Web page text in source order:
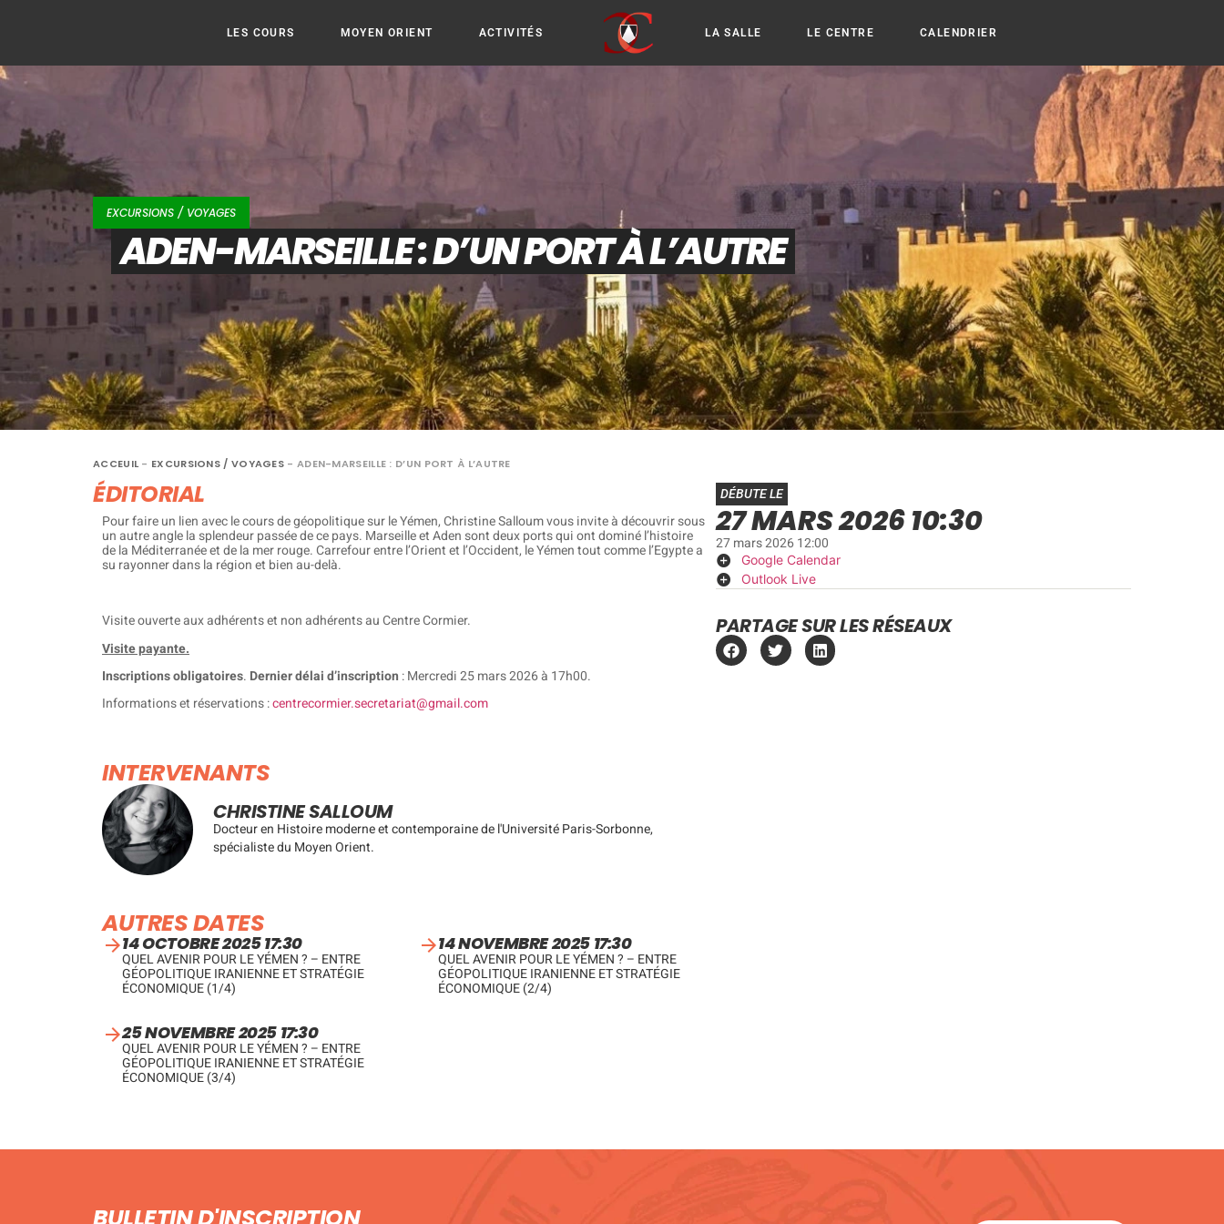
LES COURS MOYEN ORIENT ACTIVITÉS LA SALLE LE CENTRE CALENDRIER
EXCURSIONS / VOYAGES
ADEN-MARSEILLE : D’UN PORT À L’AUTRE
ACCEUIL - EXCURSIONS / VOYAGES - ADEN-MARSEILLE : D’UN PORT À L’AUTRE
ÉDITORIAL
Pour faire un lien avec le cours de géopolitique sur le Yémen, Christine Salloum vous invite à découvrir sous
un autre angle la splendeur passée de ce pays. Marseille et Aden sont deux ports qui ont dominé l’histoire
de la Méditerranée et de la mer rouge. Carrefour entre l’Orient et l’Occident, le Yémen tout comme l’Egypte a
su rayonner dans la région et bien au-delà.
Visite ouverte aux adhérents et non adhérents au Centre Cormier.
Visite payante.
Inscriptions obligatoires. Dernier délai d’inscription : Mercredi 25 mars 2026 à 17h00.
Informations et réservations :centrecormier.secretariat@gmail.com
INTERVENANTS
CHRISTINE SALLOUM
Docteur en Histoire moderne et contemporaine de l'Université Paris-Sorbonne,
spécialiste du Moyen Orient.
AUTRES DATES
14 OCTOBRE 2025 17:30
QUEL AVENIR POUR LE YÉMEN ? – ENTRE
GÉOPOLITIQUE IRANIENNE ET STRATÉGIE
ÉCONOMIQUE (1/4)
14 NOVEMBRE 2025 17:30
QUEL AVENIR POUR LE YÉMEN ? – ENTRE
GÉOPOLITIQUE IRANIENNE ET STRATÉGIE
ÉCONOMIQUE (2/4)
25 NOVEMBRE 2025 17:30
QUEL AVENIR POUR LE YÉMEN ? – ENTRE
GÉOPOLITIQUE IRANIENNE ET STRATÉGIE
ÉCONOMIQUE (3/4)
DÉBUTE LE
27 MARS 2026 10:30
27 mars 2026 12:00
Google Calendar
Outlook Live
PARTAGE SUR LES RÉSEAUX